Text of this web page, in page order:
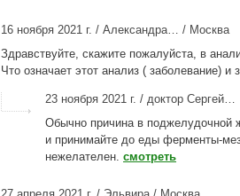
16 ноября 2021 г. / Александра… / Москва
Здравствуйте, скажите пожалуйста, в
Что означает этот анализ ( заболевание) и
23 ноября 2021 г. / доктор Сергей…
Обычно причина в поджелудочной
и принимайте до еды ферменты-
нежелателен. смотреть